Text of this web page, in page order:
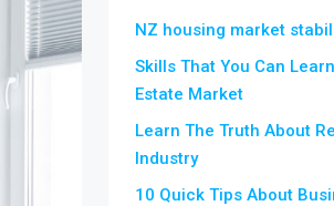
NZ housing market
Skills That You Can
Estate Market
Learn The Truth About
Industry
10 Quick Tips About